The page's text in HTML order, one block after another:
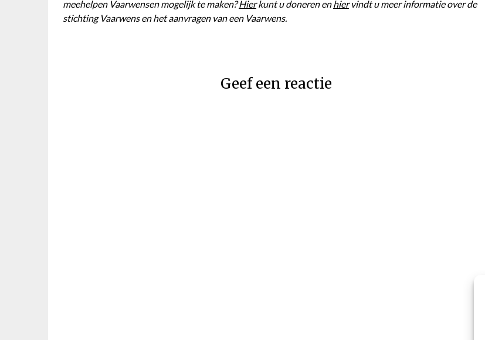
meehelpen Vaarwensen mogelijk te maken?Hierkunt u doneren enhiervindt u meer informatie over de
stichting Vaarwens en het aanvragen van een Vaarwens.
Geef een reactie